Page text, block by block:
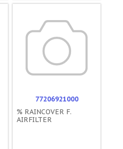
77206921000
% RAINCOVER F.
AIRFILTER